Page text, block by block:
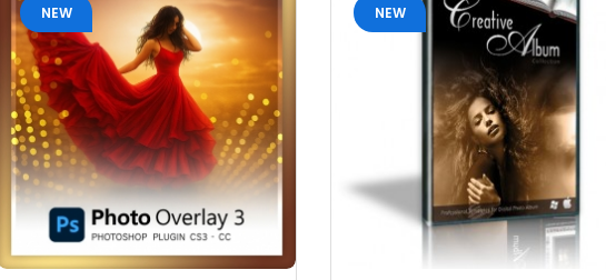
NEW NEW